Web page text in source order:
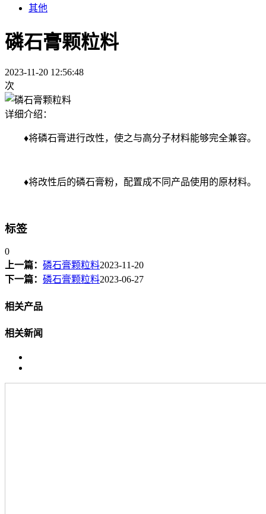
其他
磷石膏颗粒料
2023-11-20 12:56:48
次
详细介绍：
♦将磷石膏进行改性，使之与高分子材料能够完全兼容。
♦将改性后的磷石膏粉，配置成不同产品使用的原材料。
标签
0
上一篇： 磷石膏颗粒料2023-11-20
下一篇： 磷石膏颗粒料2023-06-27
相关产品
相关新闻